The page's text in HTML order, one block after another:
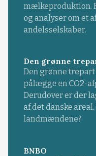
mælkeproduktion.
og analyser om et
andelsselskaber.
Den grønne
Den grønne
pålægge en CO2-
Derudover er der
af det danske
landmændene?
BNBO